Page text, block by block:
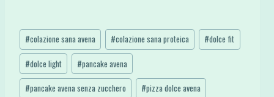
Tag
articolo:
#colazione sana avena #colazione sana proteica #dolce fit
#dolce light #pancake avena
#pancake avena senza zucchero #pizza dolce avena